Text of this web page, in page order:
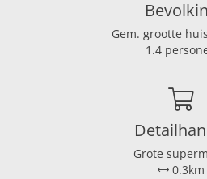
Voorschotstookkosten €50,- per
Ja
Ja
52 m²
180
Gem. grootte
1.4
Grote
0.3km